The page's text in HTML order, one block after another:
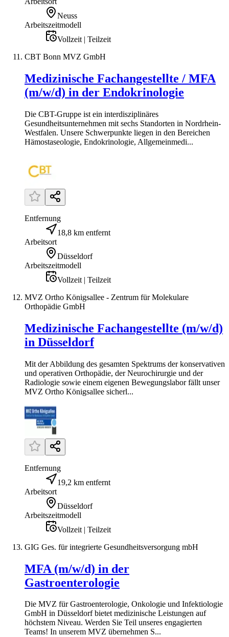
Neuss
Arbeitszeitmodell
Vollzeit | Teilzeit
CBT Bonn MVZ GmbH
Medizinische Fachangestellte / MFA
(m/w/d) in der Endokrinologie
Die CBT-Gruppe ist ein interdisziplinäres
Gesundheitsunternehmen mit sechs Standorten in Nordrhein-
Westfalen. Unsere Schwerpunkte liegen in den Bereichen
Hämostaseologie, Endokrinologie, Allgemeinmedi...
Entfernung
18,8 km entfernt
Arbeitsort
Düsseldorf
Arbeitszeitmodell
Vollzeit | Teilzeit
MVZ Ortho Königsallee - Zentrum für Molekulare
Orthopädie GmbH
Medizinische Fachangestellte (m/w/d)
in Düsseldorf
Mit der Abbildung des gesamten Spektrums der konservativen
und operativen Orthopädie, der Neurochirurgie und der
Radiologie sowie einem eigenen Bewegungslabor fällt unser
MVZ Ortho Königsallee sicherl...
Entfernung
19,2 km entfernt
Arbeitsort
Düsseldorf
Arbeitszeitmodell
Vollzeit | Teilzeit
GIG Ges. für integrierte Gesundheitsversorgung mbH
MFA (m/w/d) in der
Gastroenterologie
Die MVZ für Gastroenterologie, Onkologie und Infektiologie
GmbH in Düsseldorf bietet medizinische Leistungen auf
höchstem Niveau. Werden Sie Teil unseres engagierten
Teams! In unserem MVZ übernehmen S...